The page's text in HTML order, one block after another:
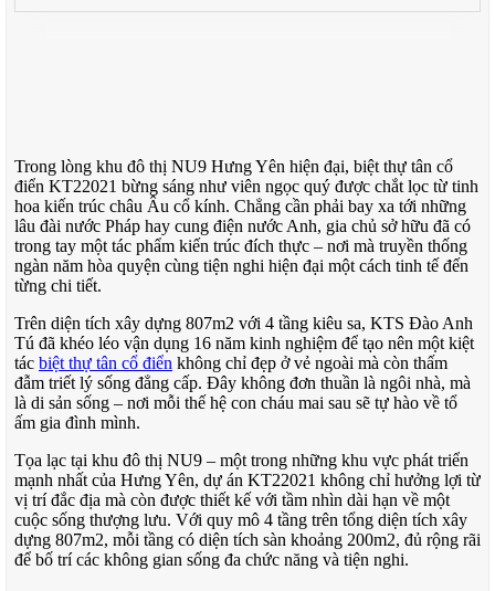
Trong lòng khu đô thị NU9 Hưng Yên hiện đại, biệt thự tân cổ
điển KT22021 bừng sáng như viên ngọc quý được chắt lọc từ tinh
hoa kiến trúc châu Âu cổ kính. Chẳng cần phải bay xa tới những
lâu đài nước Pháp hay cung điện nước Anh, gia chủ sở hữu đã có
trong tay một tác phẩm kiến trúc đích thực – nơi mà truyền thống
ngàn năm hòa quyện cùng tiện nghi hiện đại một cách tinh tế đến
từng chi tiết.
Trên diện tích xây dựng 807m2 với 4 tầng kiêu sa, KTS Đào Anh
Tú đã khéo léo vận dụng 16 năm kinh nghiệm để tạo nên một kiệt
tác biệt thự tân cổ điển không chỉ đẹp ở vẻ ngoài mà còn thấm
đẫm triết lý sống đẳng cấp. Đây không đơn thuần là ngôi nhà, mà
là di sản sống – nơi mỗi thế hệ con cháu mai sau sẽ tự hào về tổ
ấm gia đình mình.
Tọa lạc tại khu đô thị NU9 – một trong những khu vực phát triển
mạnh nhất của Hưng Yên, dự án KT22021 không chỉ hưởng lợi từ
vị trí đắc địa mà còn được thiết kế với tầm nhìn dài hạn về một
cuộc sống thượng lưu. Với quy mô 4 tầng trên tổng diện tích xây
dựng 807m2, mỗi tầng có diện tích sàn khoảng 200m2, đủ rộng rãi
để bố trí các không gian sống đa chức năng và tiện nghi.